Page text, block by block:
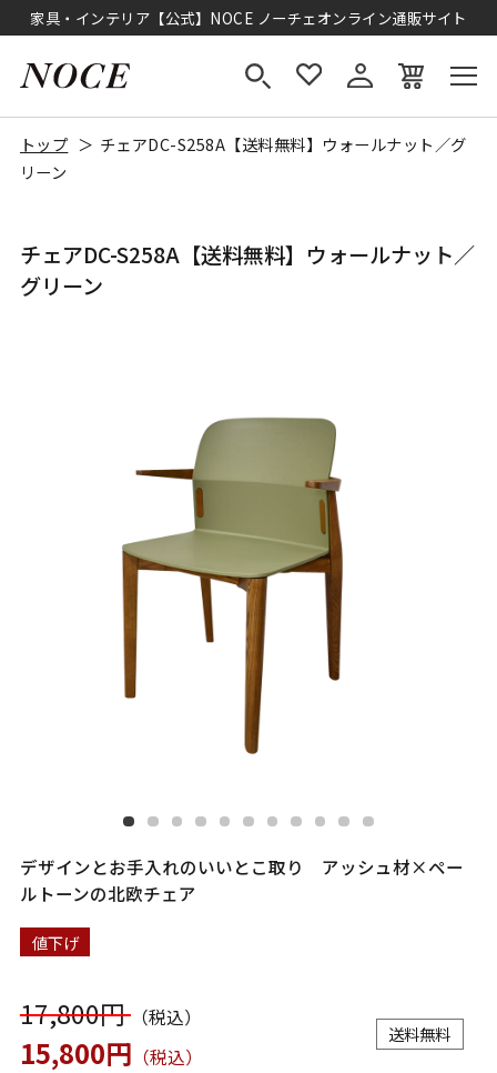
家具・インテリア【公式】NOCE ノーチェオンライン通販サイト
トップ
チェアDC-S258A【送料無料】ウォールナット／グ
リーン
チェアDC-S258A【送料無料】ウォールナット／
グリーン
デザインとお手入れのいいとこ取り アッシュ材×ペー
ルトーンの北欧チェア
値下げ
17,800円（税込）
15,800円 （税込）
送料無料